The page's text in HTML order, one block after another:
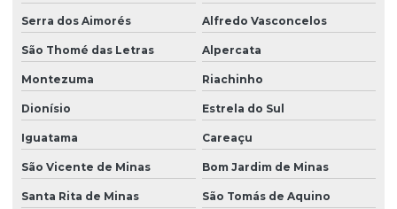
Serra dos Aimorés Alfredo Vasconcelos
São Thomé das Letras Alpercata
Montezuma Riachinho
Dionísio Estrela do Sul
Iguatama Careaçu
São Vicente de Minas Bom Jardim de Minas
Santa Rita de Minas São Tomás de Aquino